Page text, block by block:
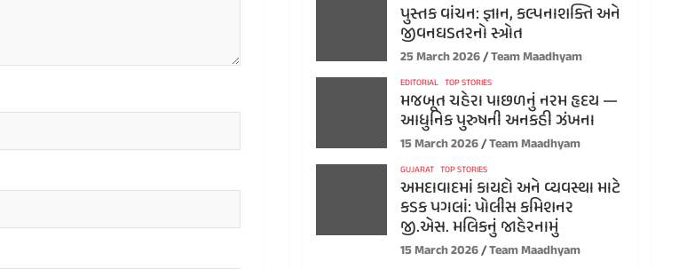
પુસ્તક વાંચન: જ્ઞાન, કલ્પનાશક્તિ અને
જીવનઘડતરનો સ્ત્રોત
25 March 2026 Team Maadhyam
EDITORIAL TOP STORIES
મજબૂત ચહેરા પાછળનું નરમ હૃદય —
આધુનિક પુરુષની અનકહી ઝંખના
15 March 2026 Team Maadhyam
GUJARAT TOP STORIES
અમદાવાદમાં કાયદો અને વ્યવસ્થા માટે
કડક પગલાં: પોલીસ કમિશનર
જી.એસ. મલિકનું જાહેરનામું
15 March 2026 Team Maadhyam